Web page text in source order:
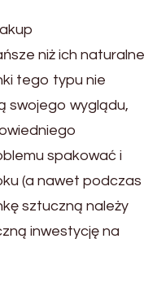
niż ich naturalne
tego typu nie
swojego wyglądu,
spakować i
(a nawet podczas
sztuczną należy
inwestycję na